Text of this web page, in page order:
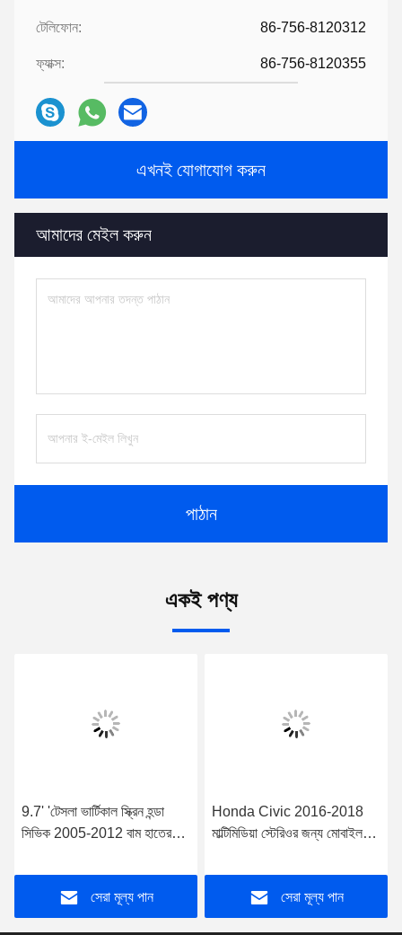
টেলিফোন: 86-756-8120312
ফ্যাক্স: 86-756-8120355
এখনই যোগাযোগ করুন
আমাদের মেইল ​​করুন
পাঠান
একই পণ্য
9.7' 'টেসলা ভার্টিকাল স্ক্রিন হন্ডা
সিভিক 2005-2012 বাম হাতের
প্লেয়ারের জন্য
সেরা মূল্য পান
Honda Civic 2016-2018
মাল্টিমিডিয়া স্টেরিওর জন্য মোবাইল
সেরা মূল্য পান